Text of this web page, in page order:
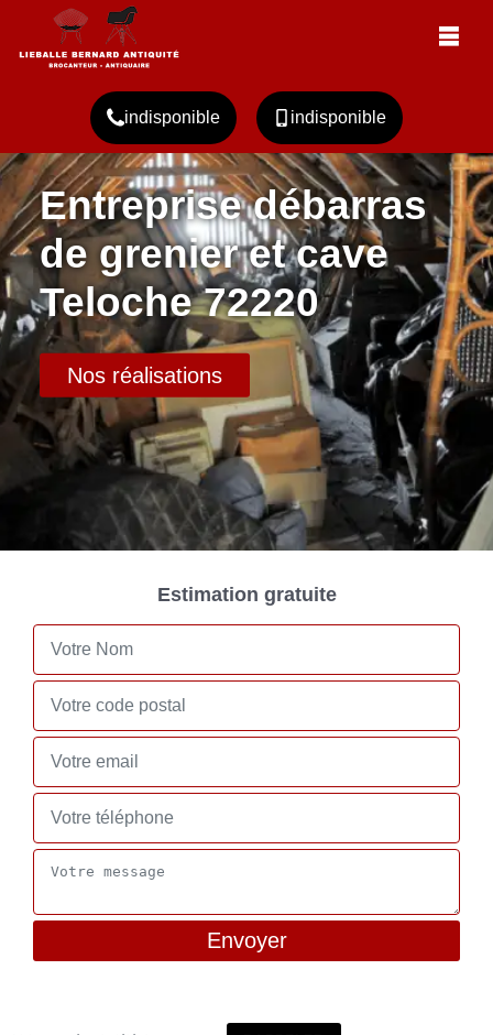
indisponible indisponible
Entreprise débarras
de grenier et cave
Teloche 72220
Nos réalisations
Estimation gratuite